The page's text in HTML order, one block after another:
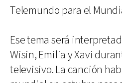
Telemundo para el
Ese tema será
Wisin, Emilia y Xavi
televisivo. La canción